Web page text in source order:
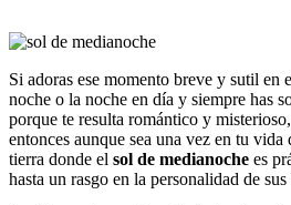
Si adoras ese momento breve y sutil en
noche o la noche en día y siempre has
porque te resulta romántico y
entonces aunque sea una vez en tu vida
tierra donde el sol de medianoche es
hasta un rasgo en la personalidad de sus